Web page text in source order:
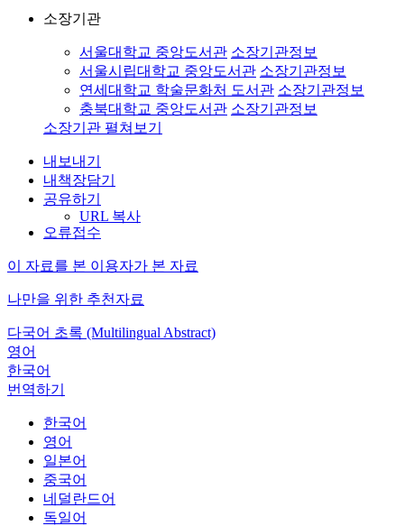
소장기관
서울대학교 중앙도서관 소장기관정보
서울시립대학교 중앙도서관 소장기관정보
연세대학교 학술문화처 도서관 소장기관정보
충북대학교 중앙도서관 소장기관정보
소장기관 펼쳐보기
내보내기
내책장담기
공유하기
URL 복사
오류접수
이 자료를 본 이용자가 본 자료
나만을 위한 추천자료
다국어 초록 (Multilingual Abstract)
영어
한국어
번역하기
한국어
영어
일본어
중국어
네덜란드어
독일어